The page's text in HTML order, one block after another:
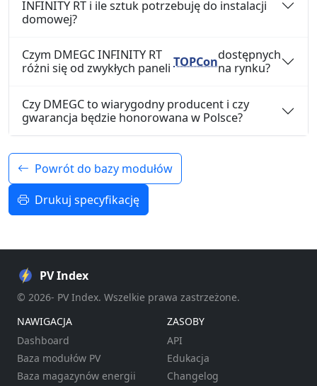
INFINITY RT i ile sztuk potrzebuję do instalacji
domowej?
Czym DMEGC INFINITY RT
różni się od zwykłych paneli TOPCondostępnych
na rynku?
Czy DMEGC to wiarygodny producent i czy
gwarancja będzie honorowana w Polsce?
Powrót do bazy modułów
Drukuj specyfikację
PV Index
© 2026- PV Index. Wszelkie prawa zastrzeżone.
NAWIGACJA
Dashboard
Baza modułów PV
Baza magazynów energii
ZASOBY
API
Edukacja
Changelog